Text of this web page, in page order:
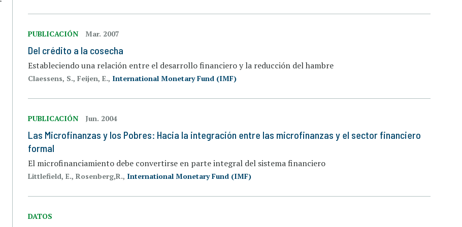
PUBLICACIÓN Mar. 2007
Del crédito a la cosecha
Estableciendo una relación entre el desarrollo financiero y la reducción del hambre
Claessens, S., Feijen, E., International Monetary Fund (IMF)
PUBLICACIÓN Jun. 2004
Las Microfinanzas y los Pobres: Hacia la integración entre las microfinanzas y el sector financiero
formal
El microfinanciamiento debe convertirse en parte integral del sistema financiero
Littlefield, E., Rosenberg,R., International Monetary Fund (IMF)
DATOS